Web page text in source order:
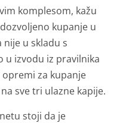
komplesom, kažu
kupanje u
u skladu s
u izvodu iz pravilnika
za kupanje
sve tri ulazne kapije.
stoji da je